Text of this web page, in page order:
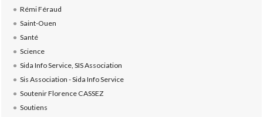
Rémi Féraud
Saint-Ouen
Santé
Science
Sida Info Service, SIS Association
Sis Association - Sida Info Service
Soutenir Florence CASSEZ
Soutiens